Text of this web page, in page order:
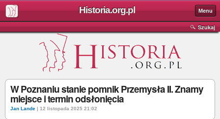
Historia.org.pl Menu
Szukaj
W Poznaniu stanie pomnik Przemysła II. Znamy
miejsce i termin odsłonięcia
Jan Lande | 12 listopada 2025 21:02